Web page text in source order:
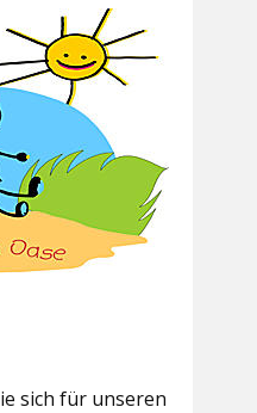
sich für unseren